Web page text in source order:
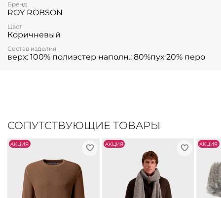
Бренд
ROY ROBSON
Цвет
Коричневый
Состав изделия
верх: 100% полиэстер наполн.: 80%пух 20% перо
СОПУТСТВУЮЩИЕ ТОВАРЫ
АKЦИЯ АKЦИЯ АKЦИЯ